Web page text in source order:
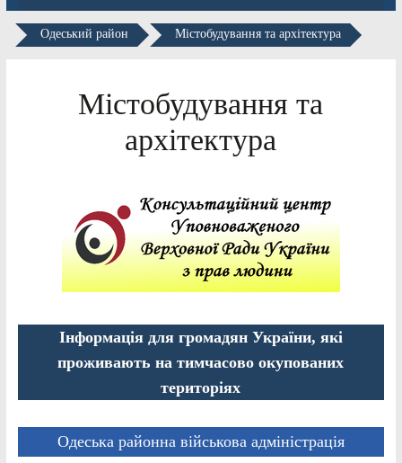
Одеський район Містобудування та архітектура
Містобудування та
архітектура
Інформація для громадян України, які
проживають на тимчасово окупованих
територіях
Одеська районна військова адміністрація